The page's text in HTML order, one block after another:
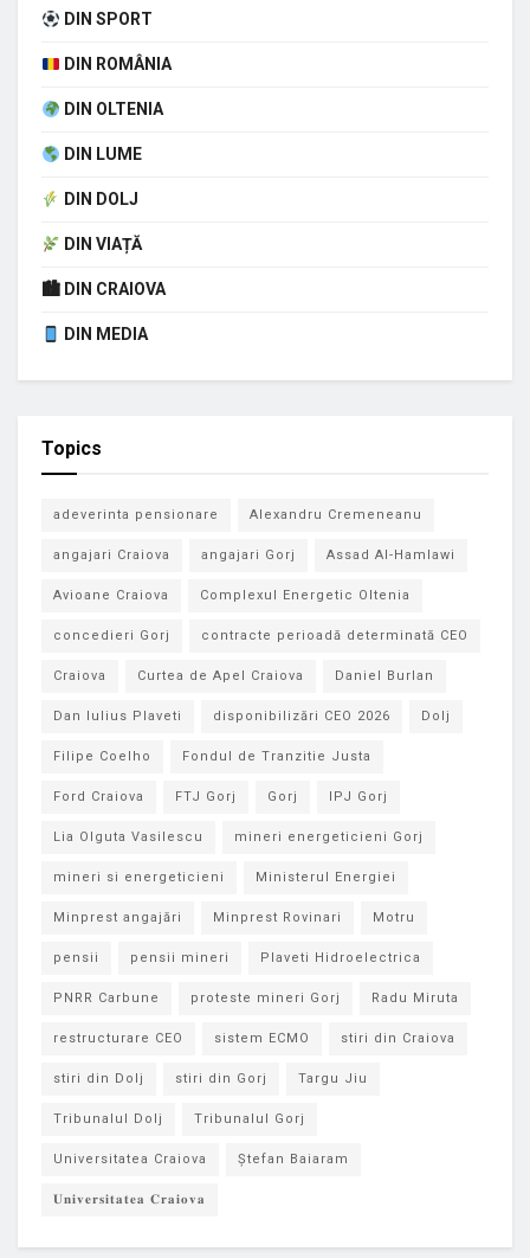
DIN SPORT
DIN ROMÂNIA
DIN OLTENIA
DIN LUME
DIN DOLJ
DIN VIAȚĂ
🏙 DIN CRAIOVA
DIN MEDIA
Topics
adeverinta pensionare Alexandru Cremeneanu
angajari Craiova angajari Gorj Assad Al-Hamlawi
Avioane Craiova Complexul Energetic Oltenia
concedieri Gorj contracte perioadă determinată CEO
Craiova Curtea de Apel Craiova Daniel Burlan
Dan Iulius Plaveti disponibilizări CEO 2026 Dolj
Filipe Coelho Fondul de Tranzitie Justa
Ford Craiova FTJ Gorj Gorj IPJ Gorj
Lia Olguta Vasilescu mineri energeticieni Gorj
mineri si energeticieni Ministerul Energiei
Minprest angajări Minprest Rovinari Motru
pensii pensii mineri Plaveti Hidroelectrica
PNRR Carbune proteste mineri Gorj Radu Miruta
restructurare CEO sistem ECMO stiri din Craiova
stiri din Dolj stiri din Gorj Targu Jiu
Tribunalul Dolj Tribunalul Gorj
Universitatea Craiova Ștefan Baiaram
𝐔𝐧𝐢𝐯𝐞𝐫𝐬𝐢𝐭𝐚𝐭𝐞𝐚 𝐂𝐫𝐚𝐢𝐨𝐯𝐚